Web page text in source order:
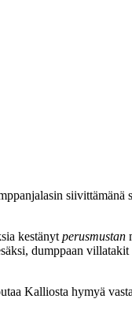
siivittämänä
kestänyt perusmustan
dumppaan
Kalliosta hymyä